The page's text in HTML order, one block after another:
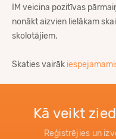
IM veicina pozitīvas
nonākt aizvien lielākam
skolotājiem.
Skaties vairāk
Kā veikt
Reģistrējies un